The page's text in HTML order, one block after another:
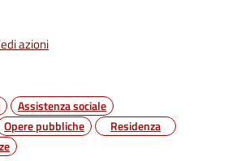
azioni
Assistenza sociale
Opere pubbliche
Residenza